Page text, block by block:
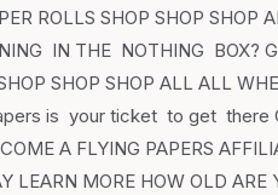
ROLLS SHOP SHOP SHOP
IN THE NOTHING BOX?
SHOP SHOP ALL ALL
is your ticket to get there
A FLYING PAPERS
LEARN MORE HOW OLD ARE